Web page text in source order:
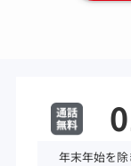
年末年始を